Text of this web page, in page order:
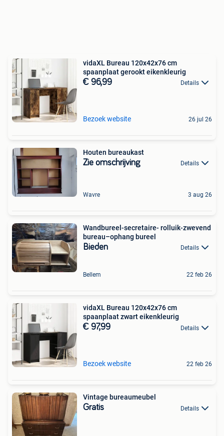
vidaXL Bureau 120x42x76 cm
spaanplaat gerookt eikenkleurig
€ 96,99 Details
Bezoek website 26 jul 26
Houten bureaukast
Zie omschrijving Details
Wavre 3 aug 26
Wandbureel-secretaire- rolluik-zwevend
bureau–ophang bureel
Bieden Details
Bellem 22 feb 26
vidaXL Bureau 120x42x76 cm
spaanplaat zwart eikenkleurig
€ 97,99 Details
Bezoek website 22 feb 26
Vintage bureaumeubel
Gratis Details